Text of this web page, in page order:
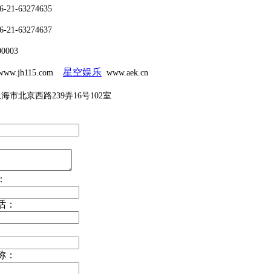
21-63274635
21-63274637
星空娱乐 www.aek.cn
市北京西路239弄16号102室
：
：